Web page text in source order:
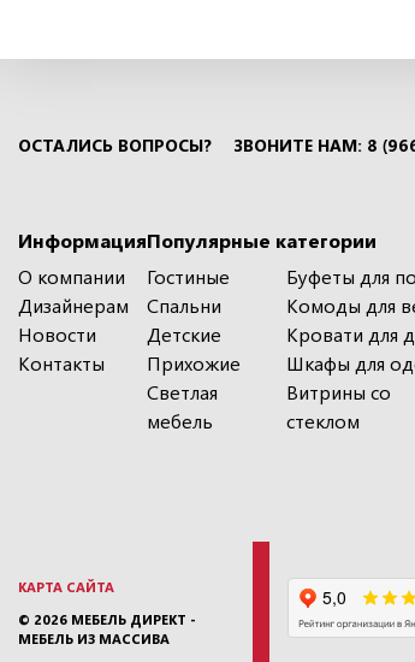
ОСТАЛИСЬ ВОПРОСЫ? ЗВОНИТЕ НАМ: 8
Информация
О компании
Дизайнерам
Новости
Контакты
Популярные категории
Гостиные
Спальни
Детские
Прихожие
Светлая
мебель
Буфеты для
Комоды для
Кровати для
Шкафы для
Витрины со
стеклом
КАРТА САЙТА
© 2026 МЕБЕЛЬ ДИРЕКТ -
МЕБЕЛЬ ИЗ МАССИВА